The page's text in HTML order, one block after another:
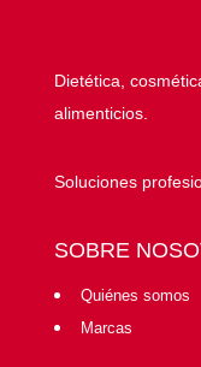
Dietética,
alimenticios.
Soluciones
SOBRE
Quiénes somos
Marcas